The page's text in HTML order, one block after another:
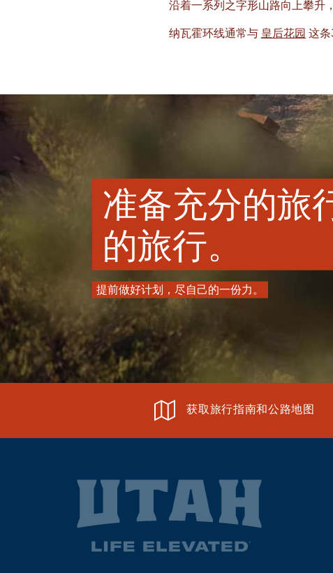
沿着一系列之字形山路向上攀升
纳瓦霍环线通常与 皇后花园 这条
准备充分的旅
的旅行。
提前做好计划，尽自己的一份力。
获取旅行指南和公路地图